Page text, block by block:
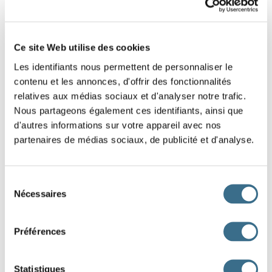
Ce site Web utilise des cookies
Les identifiants nous permettent de personnaliser le
contenu et les annonces, d'offrir des fonctionnalités
relatives aux médias sociaux et d'analyser notre trafic.
Nous partageons également ces identifiants, ainsi que
d'autres informations sur votre appareil avec nos
partenaires de médias sociaux, de publicité et d'analyse.
Nécessaires
Préférences
Statistiques
qu'il schlingue